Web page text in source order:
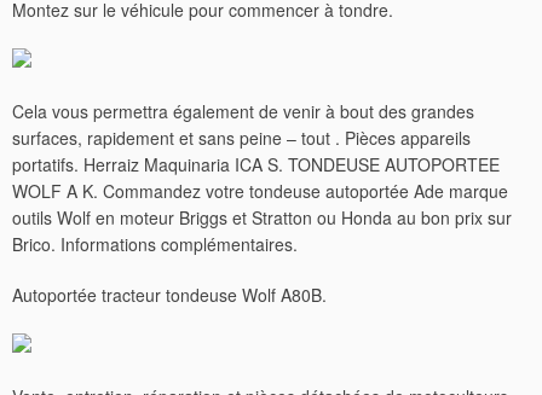
Montez sur le véhicule pour commencer à tondre.
Cela vous permettra également de venir à bout des grandes
surfaces, rapidement et sans peine – tout . Pièces appareils
portatifs. Herraiz Maquinaria ICA S. TONDEUSE AUTOPORTEE
WOLF A K. Commandez votre tondeuse autoportée Ade marque
outils Wolf en moteur Briggs et Stratton ou Honda au bon prix sur
Brico. Informations complémentaires.
Autoportée tracteur tondeuse Wolf A80B.